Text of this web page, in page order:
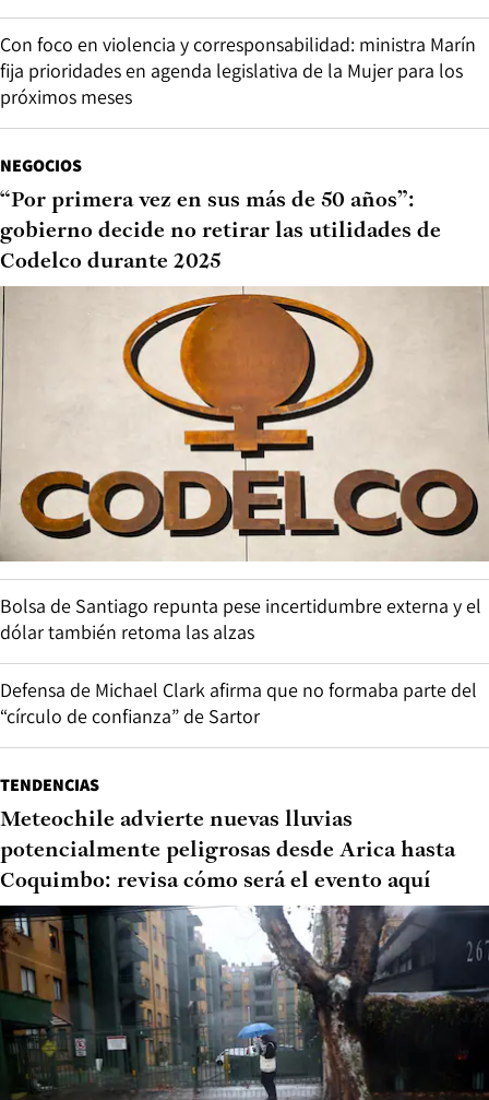
Con foco en violencia y corresponsabilidad: ministra Marín
fija prioridades en agenda legislativa de la Mujer para los
próximos meses
NEGOCIOS
“Por primera vez en sus más de 50 años”:
gobierno decide no retirar las utilidades de
Codelco durante 2025
Bolsa de Santiago repunta pese incertidumbre externa y el
dólar también retoma las alzas
Defensa de Michael Clark afirma que no formaba parte del
“círculo de confianza” de Sartor
TENDENCIAS
Meteochile advierte nuevas lluvias
potencialmente peligrosas desde Arica hasta
Coquimbo: revisa cómo será el evento aquí